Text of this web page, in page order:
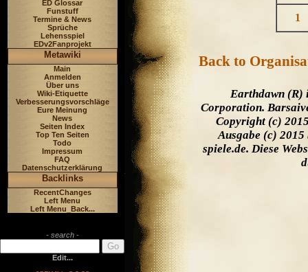
ED Glossar
Funstuff
Termine & News
Sprüche
Lehensspiel
EDv2Fanprojekt
Metawiki
Main
Anmelden
Über uns
Wiki-Etiquette
Verbesserungsvorschläge
Eure Meinung
News
Seiten Index
Top Ten Seiten
Todo
Impressum
FAQ
Datenschutzerklärung
Backlinks
RecentChanges
Left Menu
Left Menu_Back...
- search -
Edit...
1
Back to
Earthdawn (R)
Corporation.
Copyright (c)
Ausgabe (c) 2015
spiele.de. Diese